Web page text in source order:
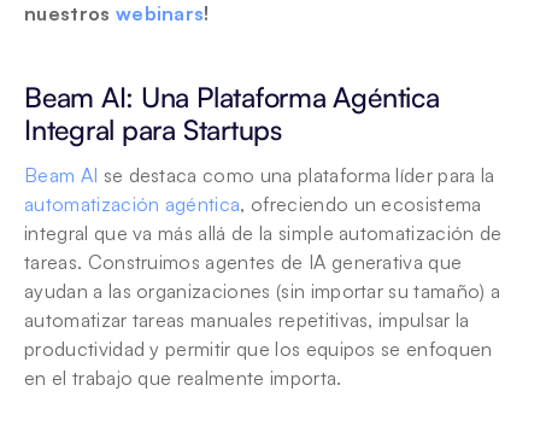
nuestros webinars!
Beam AI: Una Plataforma Agéntica
Integral para Startups
Beam AI
automatización agéntica, ofreciendo un ecosistema
integral que va más allá de la simple automatización de
tareas. Construimos agentes de IA generativa que
ayudan a las organizaciones (sin importar su tamaño) a
automatizar tareas manuales repetitivas, impulsar la
productividad y permitir que los equipos se enfoquen
en el trabajo que realmente importa.